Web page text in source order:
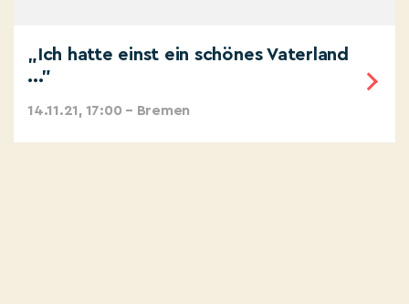
„Ich hatte einst ein schönes Vaterland
..."
14.11.21, 17:00 – Bremen